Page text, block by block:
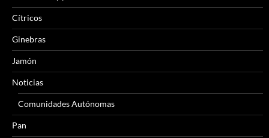
Cítricos
Ginebras
Jamón
Noticias
Comunidades Autónomas
Pan